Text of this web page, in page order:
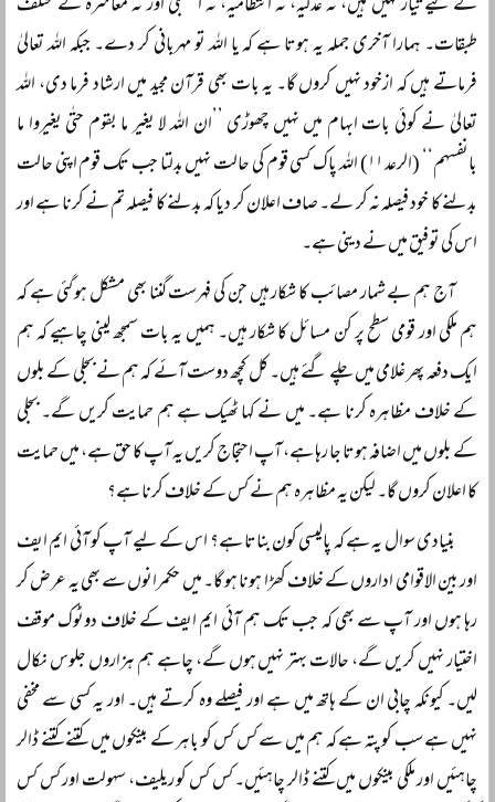
طبقات۔ ہمارا آخری جملہ یہ ہوتا ہے کہ یا اللہ تو مہربانی کر دے۔ جبکہ اللہ تعالیٰ
فرماتے ہیں کہ ازخود نہیں کروں گا۔ یہ بات بھی قرآن مجید میں ارشاد فرما دی، اللہ
تعالیٰ نے کوئی بات ابہام میں نہیں چھوڑی ’’ان اللہ لا یغیر ما بقوم حتٰی یغیروا ما
بانفسہم‘‘ (الرعد ۱۱) اللہ پاک کسی قوم کی حالت نہیں بدلتا جب تک قوم اپنی حالت
بدلنے کا خود فیصلہ نہ کر لے۔ صاف اعلان کر دیا کہ بدلنے کا فیصلہ تم نے کرنا ہے اور
اس کی توفیق میں نے دینی ہے۔
آج ہم بے شمار مصائب کا شکار ہیں جن کی فہرست گننا بھی مشکل ہو گئی ہے کہ
ہم ملکی اور قومی سطح پر کن مسائل کا شکار ہیں۔ ہمیں یہ بات سمجھ لینی چاہیے کہ ہم
ایک دفعہ پھر غلامی میں چلے گئے ہیں۔ کل کچھ دوست آئے کہ ہم نے بجلی کے بلوں
کے خلاف مظاہرہ کرنا ہے۔ میں نے کہا ٹھیک ہے ہم حمایت کریں گے۔ بجلی
کے بلوں میں اضافہ ہوتا جا رہا ہے، آپ احتجاج کریں یہ آپ کا حق ہے، میں حمایت
کا اعلان کروں گا۔ لیکن یہ مظاہرہ ہم نے کس کے خلاف کرنا ہے؟
بنیادی سوال یہ ہے کہ پالیسی کون بناتا ہے؟ اس کے لیے آپ کو آئی ایم ایف
اور بین الاقوامی اداروں کے خلاف کھڑا ہونا ہو گا۔ میں حکمرانوں سے بھی یہ عرض کر
رہا ہوں اور آپ سے بھی کہ جب تک ہم آئی ایم ایف کے خلاف دوٹوک موقف
اختیار نہیں کریں گے، حالات بہتر نہیں ہوں گے، چاہے ہم ہزاروں جلوس نکال
لیں۔ کیونکہ چابی ان کے ہاتھ میں ہے اور فیصلے وہ کرتے ہیں۔ اور یہ کسی سے مخفی
نہیں ہے سب کو پتہ ہے کہ ہم میں سے کس کس کو باہر کے بینکوں میں کتنے کتنے ڈالر
چاہئیں اور ملکی بینکوں میں کتنے ڈالر چاہئیں۔ کس کس کو ریلیف، سہولت اور کس کس